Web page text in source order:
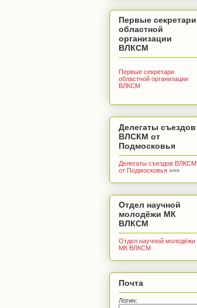
Первые секретари
областной
организации
ВЛКСМ
Первые секретари
областной организации
ВЛКСМ
Делегаты съездов
ВЛСКМ от
Подмосковья
Делегаты съездов ВЛКСМ
от Подмосковья >>>
Отдел научной
молодёжи МК
ВЛКСМ
Отдел научной молодёжи
МК ВЛКСМ
Почта
Логин: